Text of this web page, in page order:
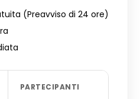
(Preavviso di 24 ore)
PARTECIPANTI